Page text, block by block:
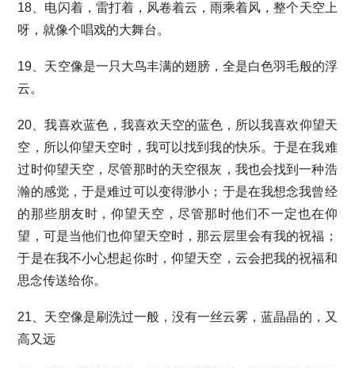
18、电闪着，雷打着，风卷着云，雨乘着风，整个天空上
呀，就像个唱戏的大舞台。
19、天空像是一只大鸟丰满的翅膀，全是白色羽毛般的浮
云。
20、我喜欢蓝色，我喜欢天空的蓝色，所以我喜欢仰望天
空，所以仰望天空时，我可以找到我的快乐。于是在我难
过时仰望天空，尽管那时的天空很灰，我也会找到一种浩
瀚的感觉，于是难过可以变得渺小；于是在我想念我曾经
的那些朋友时，仰望天空，尽管那时他们不一定也在仰
望，可是当他们也仰望天空时，那云层里会有我的祝福；
于是在我不小心想起你时，仰望天空，云会把我的祝福和
思念传送给你。
21、天空像是刷洗过一般，没有一丝云雾，蓝晶晶的，又
高又远